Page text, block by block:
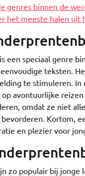
genres binnen de
het meeste halen
een speciaal genre
teksten.
te stimuleren.
avontuurlijke
omdat ze niet
Kortom,
en plezier voor
zo populair bij